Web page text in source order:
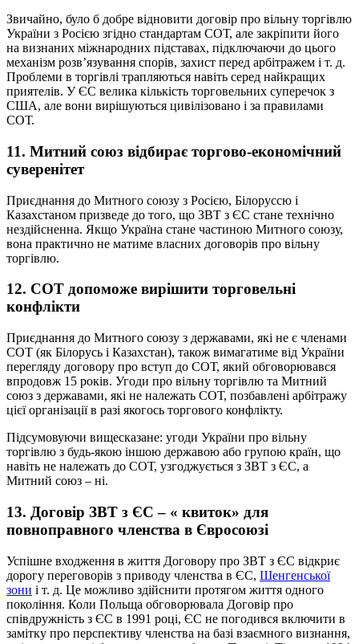
Звичайно, було б добре відновити договір про вільну торгівлю
України з Росією згідно стандартам СОТ, але закріпити його
на визнаних міжнародних підставах, підключаючи до цього
механізм розв’язування спорів, захист перед арбітражем і т. д.
Проблеми в торгівлі трапляються навіть серед найкращих
приятелів. У ЄС велика кількість торговельних суперечок з
США, але вони вирішуються цивілізовано і за правилами
СОТ.
11. Митний союз відбирає торгово-економічний
суверенітет
Приєднання до Митного союзу з Росією, Білоруссю і
Казахстаном призведе до того, що ЗВТ з ЄС стане технічно
нездійсненна. Якщо Україна стане частиною Митного союзу,
вона практично не матиме власних договорів про вільну
торгівлю.
12. СОТ допоможе вирішити торговельні
конфлікти
Приєднання до Митного союзу з державами, які не є членами
СОТ (як Білорусь і Казахстан), також вимагатиме від України
перегляду договору про вступ до СОТ, який обговорювався
впродовж 15 років. Угоди про вільну торгівлю та Митний
союз з державами, які не належать СОТ, позбавлені арбітражу
цієї організації в разі якогось торгового конфлікту.
Підсумовуючи вищесказане: угоди України про вільну
торгівлю з будь-якою іншою державою або групою країн, що
навіть не належать до СОТ, узгоджується з ЗВТ з ЄС, а
Митний союз – ні.
13. Договір ЗВТ з ЄС – « квиток» для
повноправного членства в Євросоюзі
Успішне входження в життя Договору про ЗВТ з ЄС відкриє
дорогу переговорів з приводу членства в ЄС, Шенгенської
зони і т. д. Це можливо здійснити протягом життя одного
покоління. Коли Польща обговорювала Договір про
співдружність з ЄС в 1991 році, ЄС не погодився включити в
замітку про перспективу членства на базі взаємного визнання,